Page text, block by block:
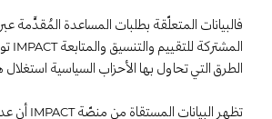
فالبيانات المتعلّقة بطلبات المساعدة المُقدَّمة
المشتركة للتقييم والتنسيق والمتابعةIMPACT
الطرق التيتحاول بها الأحزاب السياسية استغلال
تظهر البيانات المستقاة من منصّةIMPACT أن